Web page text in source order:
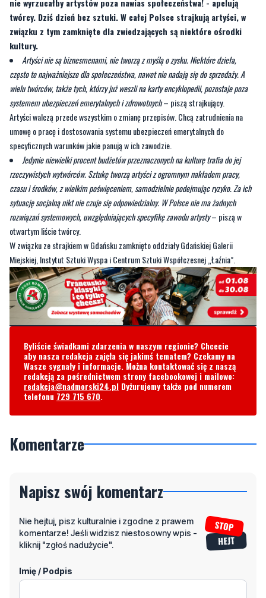
nie wyrzucałby artystów poza nawias społeczeństwa! - apelują
twórcy. Dziś dzień bez sztuki. W całej Polsce strajkują artyści, w
związku z tym zamknięte dla zwiedzających są niektóre ośrodki
kultury.
Artyści nie są biznesmenami, nie tworzą z myślą o zysku. Niektóre dzieła,
często te najważniejsze dla społeczeństwa, nawet nie nadają się do sprzedaży. A
wielu twórców, także tych, którzy już weszli na karty encyklopedii, pozosta­je poza
systemem ubezpieczeń emerytalnych i zdrowotnych– piszą strajkujący.
Artyści walczą przede wszystkim o zmianę przepisów. Chcą zatrudnienia na
umowę o pracę i dostosowania systemu ubezpieczeń emerytalnych do
specyficznych warunków jakie panują w ich zawodzie.
Jedynie niewielki procent budżetów przeznaczonych na kulturę trafia do jej
rzeczywistych wytwórców. Sztukę tworzą artyści z ogromnym nakładem pra­cy,
czasu i środków, z wielkim poświęceniem, samodzielnie podejmując ry­zyko. Za ich
sytuację socjalną nikt nie czuje się odpowiedzialny. W Polsce nie ma żadnych
rozwiązań systemowych, uwzględniających specyfikę zawodu artysty– piszą w
otwartym liście twórcy.
W związku ze strajkiem w Gdańsku zamknięto oddziały Gdańskiej Galerii
Miejskiej, Instytut Sztuki Wyspa i Centrum Sztuki Współczesnej „Łaźnia”.
Byliście świadkami zdarzenia w naszym regionie? Chcecie
aby nasza redakcja zajęła się jakimś tematem? Czekamy na
Wasze sygnały i informacje. Można kontaktować się z naszą
redakcją za pośrednictwem strony facebookowej i mailowo:
redakcja@nadmorski24.pl Dyżurujemy także pod numerem
telefonu 729 715 670.
Komentarze
Napisz swój komentarz
Nie hejtuj, pisz kulturalnie i zgodne z prawem
komentarze! Jeśli widzisz niestosowny wpis -
kliknij "zgłoś nadużycie".
Imię / Podpis